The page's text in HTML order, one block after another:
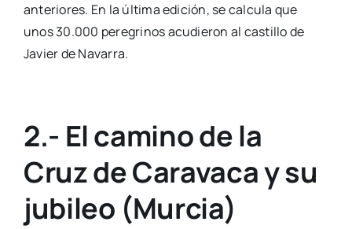
anteriores. En la última edición, se calcula que
unos 30.000 peregrinos acudieron al castillo de
Javier de Navarra.
2.- El camino de la
Cruz de Caravaca y su
jubileo (Murcia)